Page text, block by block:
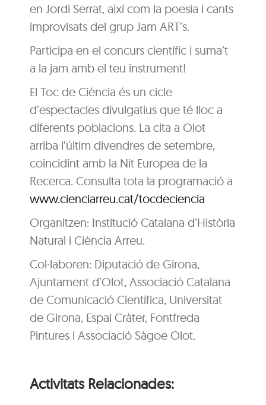
en Jordi Serrat, així com la poesia i cants
improvisats del grup Jam ART’s.
Participa en el concurs científic i suma’t
a la jam amb el teu instrument!
El Toc de Ciència és un cicle
d’espectacles divulgatius que té lloc a
diferents poblacions. La cita a Olot
arriba l’últim divendres de setembre,
coincidint amb la Nit Europea de la
Recerca. Consulta tota la programació a
www.cienciarreu.cat/tocdeciencia
Organitzen: Institució Catalana d’Història
Natural i Ciència Arreu.
Col·laboren: Diputació de Girona,
Ajuntament d’Olot, Associació Catalana
de Comunicació Científica, Universitat
de Girona, Espai Cràter, Fontfreda
Pintures i Associació Sàgoe Olot.
Activitats Relacionades: